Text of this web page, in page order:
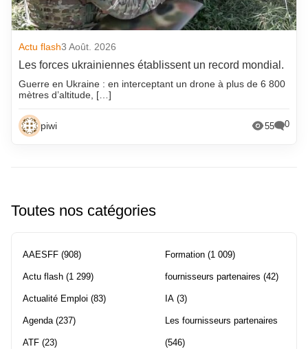
Actu flash3 Août. 2026
Les forces ukrainiennes établissent un record mondial.
Guerre en Ukraine : en interceptant un drone à plus de 6 800
mètres d’altitude, […]
piwi 55 0
Toutes nos catégories
AAESFF (908)
Actu flash (1 299)
Actualité Emploi (83)
Agenda(237)
ATF (23)
Formation (1 009)
fournisseurs partenaires (42)
IA (3)
Les fournisseurs partenaires
(546)